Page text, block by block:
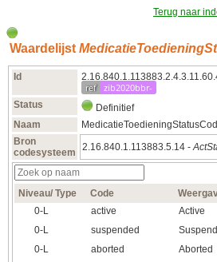
Terug naar
Waardelijst
Id
ref zib2020bbr-
Status Definitief
Naam
Bron
codesysteem
2.16.840.1.113883.5.14 -
Niveau/ Type Code
0‑L
active Active
0‑L
suspended
0‑L
aborted Aborted